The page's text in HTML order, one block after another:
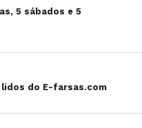
5 sábados e 5
lidos do E-farsas.com